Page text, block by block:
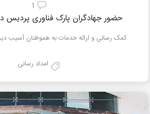
1
حضور جهادگران پارک فناوری پردیس
کمک رسانی و ارائه خدمات به هموطنان آسیب
امداد رسانی